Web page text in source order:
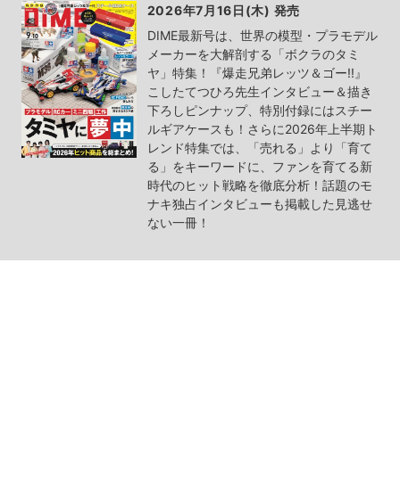
2026年7月16日(木) 発売
DIME最新号は、世界の模型・プラモデル
メーカーを大解剖する「ボクラのタミ
ヤ」特集！『爆走兄弟レッツ＆ゴー!!』
こしたてつひろ先生インタビュー＆描き
下ろしピンナップ、特別付録にはスチー
ルギアケースも！さらに2026年上半期ト
レンド特集では、「売れる」より「育て
る」をキーワードに、ファンを育てる新
時代のヒット戦略を徹底分析！話題のモ
ナキ独占インタビューも掲載した見逃せ
ない一冊！